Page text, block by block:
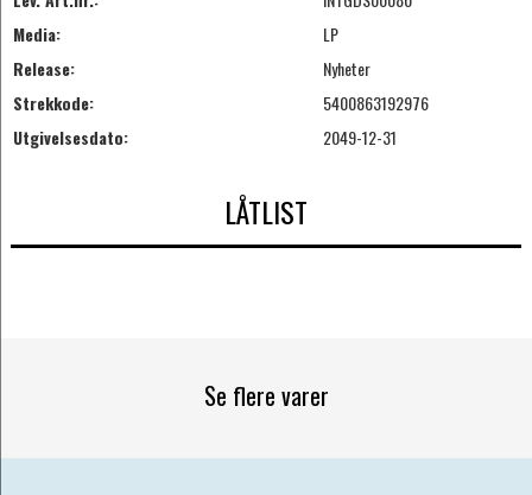
Media:
LP
Release:
Nyheter
Strekkode:
5400863192976
Utgivelsesdato:
2049-12-31
LÅTLIST
Se flere varer